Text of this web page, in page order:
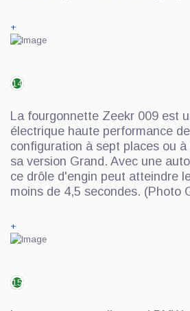
+
14
La fourgonnette Zeekr 009 est
électrique haute performance
configuration à sept places ou
sa version Grand. Avec une
ce drôle d'engin peut atteindre
moins de 4,5 secondes. (Photo
+
15